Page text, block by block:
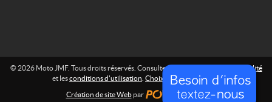
© 2026 Moto JMF. Tous droits réservés. Consultez la
politique de confidentialité
et lesconditions d'utilisation Choix de consentement
Création de site Webpar